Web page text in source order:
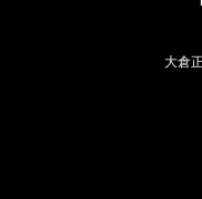
大倉